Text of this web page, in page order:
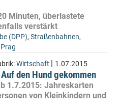
Minuten, überlastete
verstärkt
(DPP), Straßenbahnen,
Prag
Wirtschaft | 1.07.2015
den Hund gekommen
1.7.2015: Jahreskarten
von Kleinkindern und